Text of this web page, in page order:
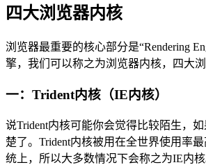
四大浏览器内核
浏览器最重要的核心部分是“Rendering
擎，我们可以称之为浏览器内核，四大浏
一：Trident内核（IE内核）
说Trident内核可能你会觉得比较陌生，
楚了。Trident内核被用在全世界使用率
统上，所以大多数情况下会称之为IE内核